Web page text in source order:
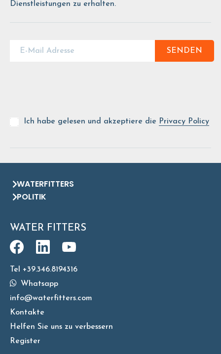
Dienstleistungen zu erhalten.
SENDEN
Ich habe gelesen und akzeptiere die Privacy Policy
WATERFITTERS
POLITIK
WATER FITTERS
Tel +39.346.8194316
Whatsapp
info@waterfitters.com
Kontakte
Helfen Sie uns zu verbessern
Register